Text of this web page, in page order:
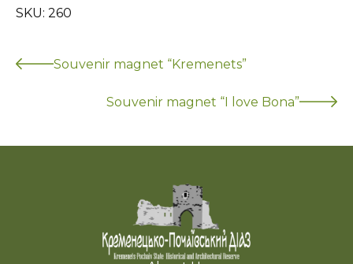
SKU: 260
Souvenir magnet “Kremenets”
Souvenir magnet “I love Bona”